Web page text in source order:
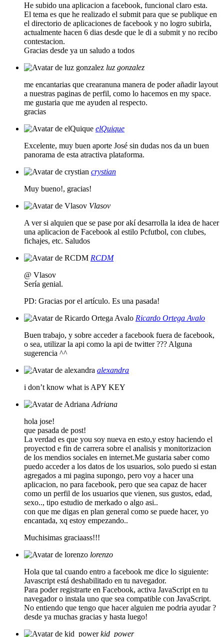
He subido una aplicacion a facebook, funcional claro esta.
El tema es que he realizado el submit para que se publique en
el directorio de aplicaciones de facebook y no logro subirla,
actualmente hacen 6 dias desde que le di a submit y no recibo
contestacion.
Gracias desde ya un saludo a todos
luz gonzalez
me encantarias que crearanuna manera de poder añadir layout
a nuestras paginas de perfil, como lo hacemos en my space.
me gustaria que me ayuden al respecto.
gracias
elQuique
Excelente, muy buen aporte José sin dudas nos da un buen
panorama de esta atractiva plataforma.
crystian
Muy bueno!, gracias!
Vlasov
A ver si alquien que se pase por akí desarrolla la idea de hacer
una aplicacion de Facebook al estilo Pcfutbol, con clubes,
fichajes, etc. Saludos
RCDM
@ Vlasov
Sería genial.
PD: Gracias por el artículo. Es una pasada!
Ricardo Ortega Avalo
Buen trabajo, y sobre acceder a facebook fuera de facebook,
o sea, utilizar la api como la api de twitter ??? Alguna
sugerencia ^^
alexandra
i don’t know what is APY KEY
Adriana
hola jose!
que pasada de post!
La verdad es que you soy nueva en esto,y estoy haciendo el
proyectod e fin de carrera sobre el analisis y monitorizacion
de los mendios sociales en internet.Me gustaria saber como
puedo acceder a los datos de los usuarios, solo puedo si estan
agregados a mi pagina supongo, pero voy a hacer una
aplicacion, no para facebook, pero que sea capaz de hacer
como un perfil de los usuarios que vienen, sus gustos, edad,
sexo.., tipo estudio de merkado o algo asi..
con que me digas en plan general como se puede hacer, yo
encantada, xq estoy empezando..
Muchisimas graciaass!!!
lorenzo
Hola que tal cuando entro a facebook me dice lo siguiente:
Javascript está deshabilitado en tu navegador.
Para poder registrarte en Facebook, activa JavaScript en tu
navegador o instala uno que sea compatible con JavaScript.
No entiendo que tengo que hacer alguien me podria ayudar ?
desde ya muchas gracias y hasta luego!
kid_power